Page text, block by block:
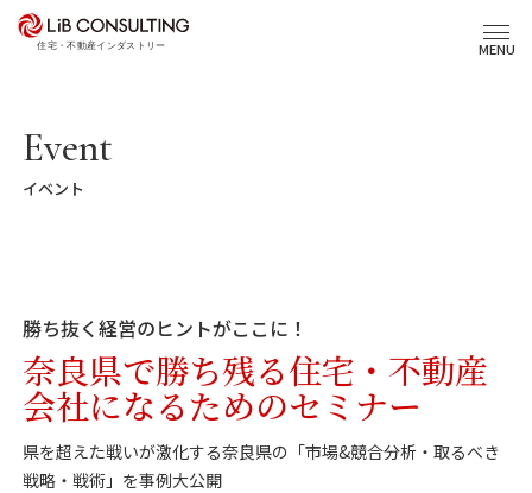
MENU
プロジェクト事例
エキスパート
事業本部理念
会社概要
03-6281-9596
Event
イベント
勝ち抜く経営のヒントがここに！
奈良県で勝ち残る住宅・不動産
会社になるためのセミナー
県を超えた戦いが激化する奈良県の「市場&競合分析・取るべき
戦略・戦術」を事例大公開